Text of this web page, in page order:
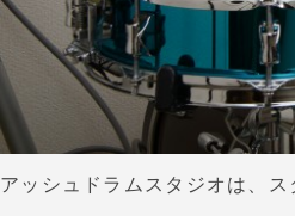
アッシュドラムスタジオは、